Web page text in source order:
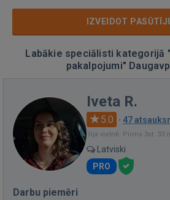
IZVEIDOT
Labākie speciālisti kategorijā
pakalpojumi"
Iveta R.
5.0 · 47
Bija vietnē: Pirms 3st. 33
Latviski
PRO
Darbu piemēri